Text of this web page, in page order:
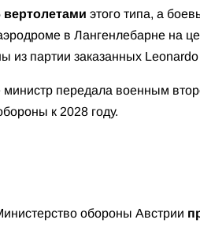
этого типа, а
в Лангенлебарне на
партии заказанных Leonardo
передала военным
к 2028 году.
обороны Австрии